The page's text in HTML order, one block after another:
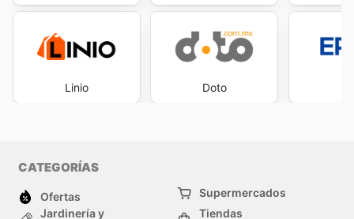
Linio Doto
CATEGORÍAS
Ofertas
Supermercados
Jardinería y
Tiendas